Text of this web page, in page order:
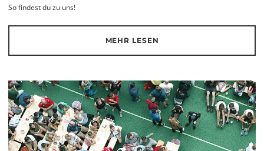
So findest du zu uns!
MEHR LESEN